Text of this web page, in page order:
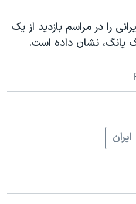
صلح
را در مراسم بازدید از یک
یانگ، نشان داده است.
ايران